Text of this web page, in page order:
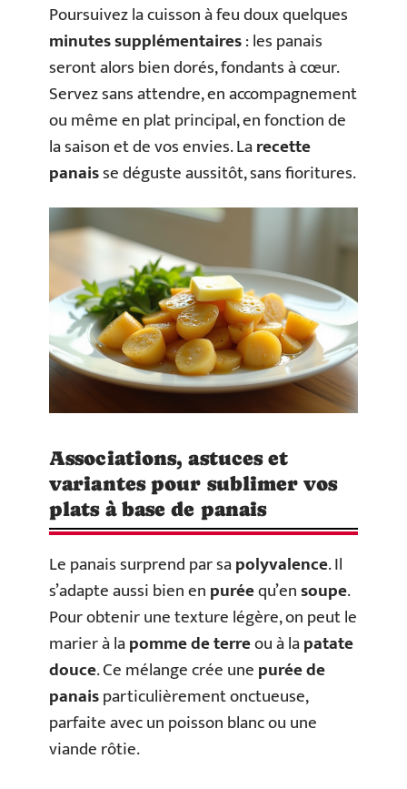
Poursuivez la cuisson à feu doux quelques
minutes supplémentaires: les panais
seront alors bien dorés, fondants à cœur.
Servez sans attendre, en accompagnement
ou même en plat principal, en fonction de
la saison et de vos envies. Larecette
panaisse déguste aussitôt, sans fioritures.
Associations, astuces et
variantes pour sublimer vos
plats à base de panais
Le panais surprend par sapolyvalence. Il
s’adapte aussi bien enpuréequ’ensoupe.
Pour obtenir une texture légère, on peut le
marier à lapomme de terreou à lapatate
douce. Ce mélange crée unepurée de
panaisparticulièrement onctueuse,
parfaite avec un poisson blanc ou une
viande rôtie.